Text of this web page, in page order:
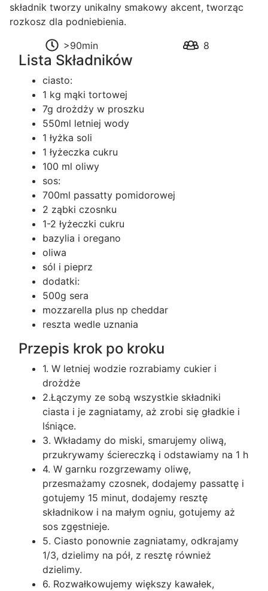
składnik tworzy unikalny smakowy akcent, tworząc
rozkosz dla podniebienia.
>90min
8
Lista Składników
ciasto:
1 kg mąki tortowej
7g drożdży w proszku
550ml letniej wody
1 łyżka soli
1 łyżeczka cukru
100 ml oliwy
sos:
700ml passatty pomidorowej
2 ząbki czosnku
1-2 łyżeczki cukru
bazylia i oregano
oliwa
sól i pieprz
dodatki:
500g sera
mozzarella plus np cheddar
reszta wedle uznania
Przepis krok po kroku
1. W letniej wodzie rozrabiamy cukier i
drożdże
2.Łączymy ze sobą wszystkie składniki
ciasta i je zagniatamy, aż zrobi się gładkie i
lśniące.
3. Wkładamy do miski, smarujemy oliwą,
przukrywamy ściereczką i odstawiamy na 1 h
4. W garnku rozgrzewamy oliwę,
przesmażamy czosnek, dodajemy passattę i
gotujemy 15 minut, dodajemy resztę
składnikow i na małym ogniu, gotujemy aż
sos zgęstnieje.
5. Ciasto ponownie zagniatamy, odkrajamy
1/3, dzielimy na pół, z resztę również
dzielimy.
6. Rozwałkowujemy większy kawałek,